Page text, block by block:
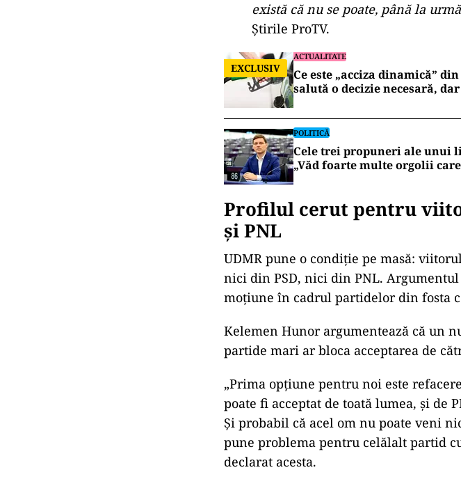
Termenul fixat de
pentru un nou Cabinet
Liderul UDMR a solicitat un calendar
președintele Nicușor Dan. Două-trei
intervalul maxim acceptabil până la
Kelemen Hunor respinge ideea că
doar că nu sunt nici simple, nici
„Sigur, este o primă discuţie
Vorbim acum la timpul trecut, dar
maxim, trebuie să avem un
Știrile ProTV.
EXCLUSIV
ACTUALITATE
salută o decizie necesară,
Cele trei propuneri ale unui
„Văd foarte multe orgolii
Profilul cerut pentru
și PNL